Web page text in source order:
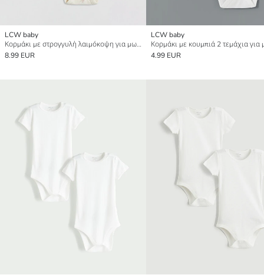
LCW baby
Κορμάκι με στρογγυλή λαιμόκοψη για μωρό κορίτσι με κουμπιά 2-πακέτα
8.99 EUR
LCW baby
4.99 EUR